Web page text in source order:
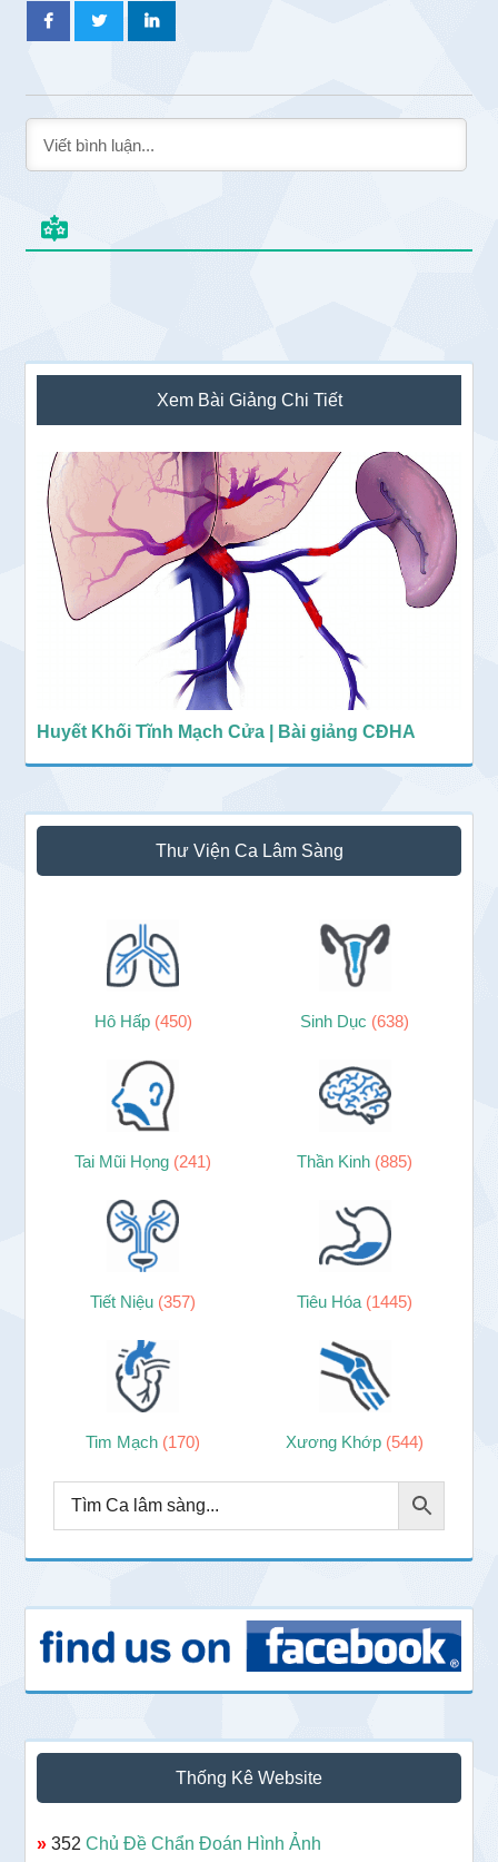
Sidebar
chính
Xem Bài Giảng Chi Tiết
Huyết Khối Tĩnh Mạch Cửa | Bài giảng CĐHA
Thư Viện Ca Lâm Sàng
Hô Hấp (450) Sinh Dục (638)
Tai Mũi Họng (241) Thần Kinh (885)
Tiết Niệu (357) Tiêu Hóa (1445)
Tim Mạch (170) Xương Khớp (544)
Thống Kê Website
» 352Chủ Đề Chẩn Đoán Hình Ảnh